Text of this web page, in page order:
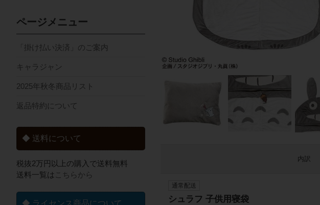
内訳
通常配送
シュラフ 子供用寝袋
ページメニュー
「掛け払い決済」のご案内
キャラジャン
2025年秋冬商品リスト
返品特約について
◆ 送料について
税抜2万円以上の購入で送料無料
送料一覧は こちらから
◆ ライセンス商品について